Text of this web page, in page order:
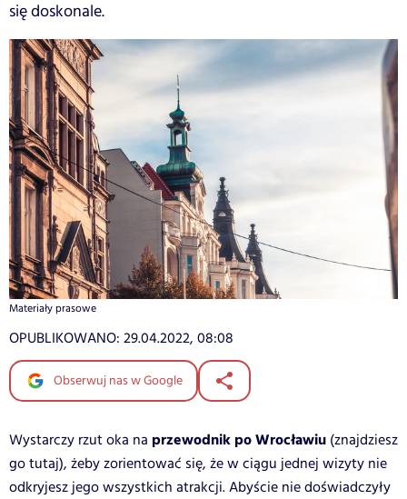
się doskonale.
Materiały prasowe
OPUBLIKOWANO: 29.04.2022, 08:08
Obserwuj nas w Google
Wystarczy rzut oka na przewodnik po Wrocławiu (znajdziesz
go tutaj), żeby zorientować się, że w ciągu jednej wizyty nie
odkryjesz jego wszystkich atrakcji. Abyście nie doświadczyły